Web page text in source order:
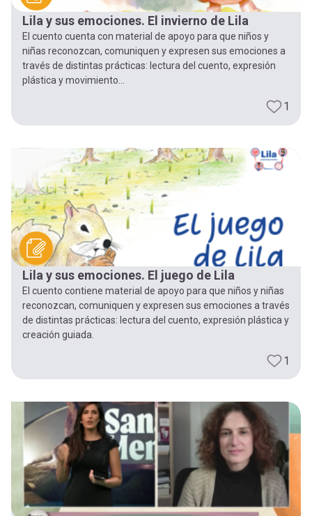
entrar
cuenta
Lila y sus emociones. El invierno de Lila
El cuento cuenta con material de apoyo para que niños y
niñas reconozcan, comuniquen y expresen sus emociones a
través de distintas prácticas: lectura del cuento, expresión
plástica y movimiento...
1
Lila y sus emociones. El juego de Lila
El cuento contiene material de apoyo para que niños y niñas
reconozcan, comuniquen y expresen sus emociones a través
de distintas prácticas: lectura del cuento, expresión plástica y
creación guiada.
1